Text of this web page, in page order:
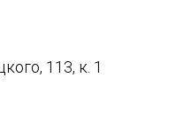
113, к. 1